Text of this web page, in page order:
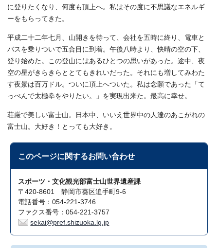
に登りたくなり、何度も頂上へ。私はその度に不思議なエネルギ
ーをもらってきた。
平成二十二年七月、山開きを待って、会社を五時に終り、電車と
バスを乗りついで五合目に到着。午後八時より、快晴の空の下、
登り始めた。この登山にはあるひとつの思いがあった。途中、夜
空の星がきらきらととてもきれいだった。それにも増してみわた
す夜景は百万ドル。ついに頂上へついた。私は念願であった「て
っぺんで太極拳をやりたい。」を実現出来た。最高に幸せ。
荘厳で美しい富士山。日本中、いいえ世界中の人達のあこがれの
富士山。大好き！とっても大好き。
このページに関するお問い合わせ
スポーツ・文化観光部富士山世界遺産課
〒420-8601 静岡市葵区追手町9-6
電話番号：054-221-3746
ファクス番号：054-221-3757
sekai@pref.shizuoka.lg.jp